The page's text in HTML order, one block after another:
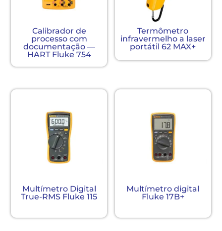
Calibrador de
processo com
documentação —
HART Fluke 754
Termômetro
infravermelho a laser
portátil 62 MAX+
Multímetro Digital
True-RMS Fluke 115
Multímetro digital
Fluke 17B+